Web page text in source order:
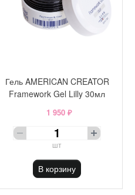
Гель AMERICAN CREATOR
Framework Gel Lilly 30мл
1 950 ₽
шт
В корзину